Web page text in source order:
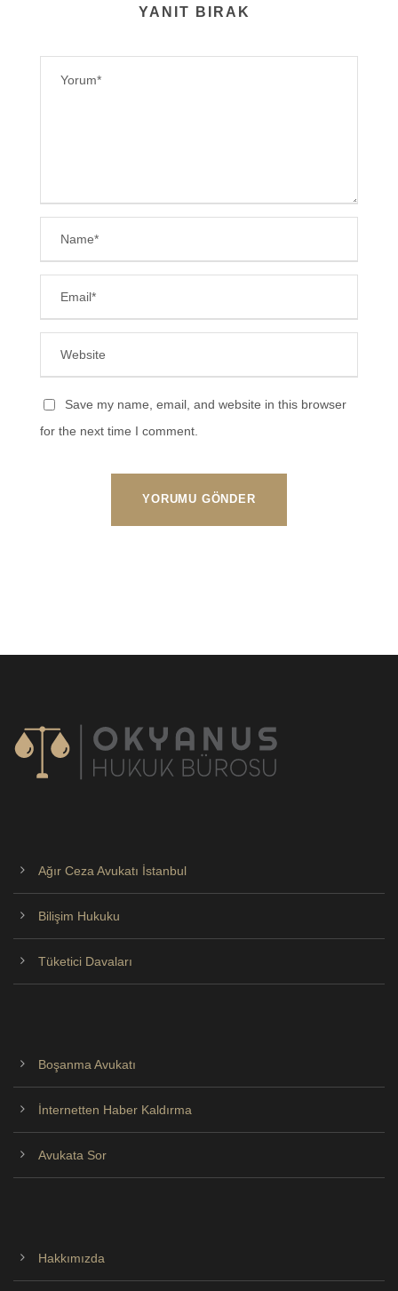
YANIT BIRAK
Save my name, email, and website in this browser
for the next time I comment.
Ağır Ceza Avukatı İstanbul
Bilişim Hukuku
Tüketici Davaları
Boşanma Avukatı
İnternetten Haber Kaldırma
Avukata Sor
Hakkımızda